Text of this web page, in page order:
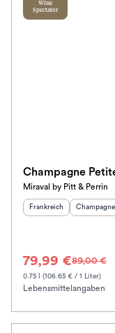
Wine
Spectator
Champagne
Miraval by Pitt & Perrin
Herkunftsland
Frankreich Champagne
79,99 €89,00 €
0.75 l (106.65 € / 1 Liter)
Lebensmittelangaben